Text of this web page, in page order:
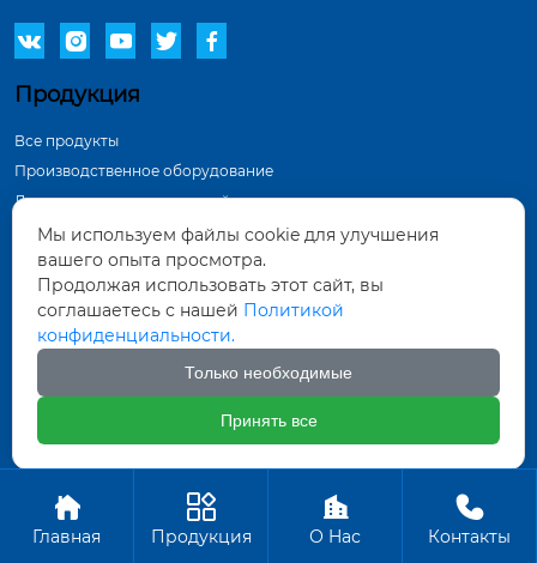
    
Продукция
Все продукты
Производственное оборудование
Демонстрация в мастерской
Инспекционное оборудование
Контактная информация
Тунхуа Группа, промышленный парк по
производству оборудования, город Датун,
571452961@qq.com
Авторское право ©ООО Датун Тунхуа Горных Машин
Производство

Главная

Продукция

О Hас

Контакты
Мы используем файлы cookie для улучшения
вашего опыта просмотра.
Продолжая использовать этот сайт, вы
соглашаетесь с нашей Политикой
конфиденциальности.
Только необходимые
Принять все